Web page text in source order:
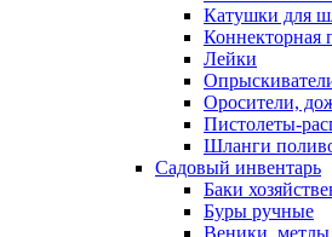
Катушки для
Коннекторная
Лейки
Оросители,
Пистолеты-
Шланги
Садовый инвентарь
Баки
Буры ручные
Веники, метлы